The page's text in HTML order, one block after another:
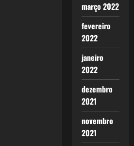
março 2022
fevereiro
2022
janeiro
2022
dezembro
2021
novembro
2021